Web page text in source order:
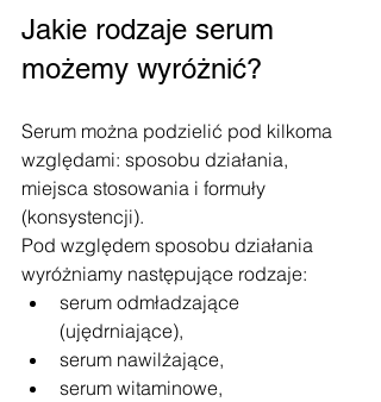
Jakie rodzaje serum
możemy wyróżnić?
Serum można podzielić pod kilkoma
względami: sposobu działania,
miejsca stosowania i formuły
(konsystencji).
Pod względem sposobu działania
wyróżniamy następujące rodzaje:
serum odmładzające
(ujędrniające),
serum nawilżające,
serum witaminowe,